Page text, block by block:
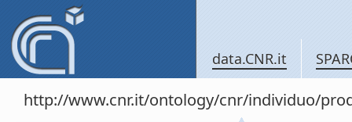
data.CNR.it
http://www.cnr.it/ontology/cnr/individuo/